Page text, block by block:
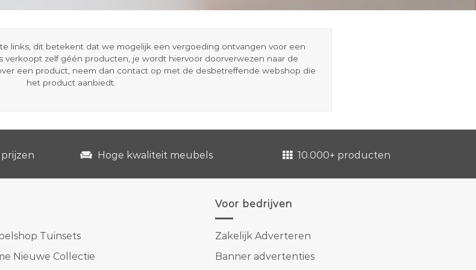
links, dit betekent dat we mogelijk een vergoeding ontvangen voor een
verkoopt zelf géén producten, je wordt hiervoor doorverwezen naar de
een product, neem dan contact op met de desbetreffende webshop die
het product aanbiedt.
Hoge kwaliteit meubels 10.000+ producten
Tuinsets
Nieuwe Collectie
Voor bedrijven
Zakelijk Adverteren
Banner advertenties